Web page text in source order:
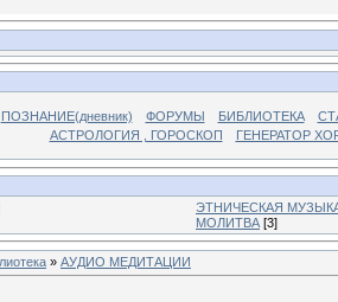
ПОЗНАНИЕ(дневник) ФОРУМЫ БИБЛИОТЕКА
АСТРОЛОГИЯ , ГОРОСКОП
ГЕНЕРАТОР
ЭТНИЧЕСКАЯ
МОЛИТВА [3]
» АУДИО МЕДИТАЦИИ